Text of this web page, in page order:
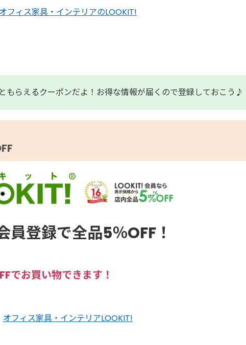
オフィス家具・インテリアのLOOKIT!
もらえるクーポンだよ！お得な情報が届くので登録しておこう♪
員登録で全品5％OFF！
でお買い物できます！
オフィス家具・インテリアLOOKIT!